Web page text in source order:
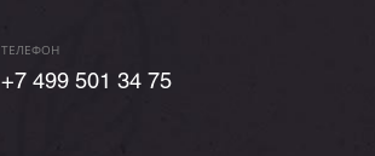
ТЕЛЕФОН
+7 499 501 34 75